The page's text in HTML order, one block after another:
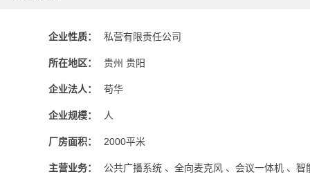
企业性质： 私营有限责任公司
所在地区： 贵州 贵阳
企业法人： 苟华
企业规模： 人
厂房面积： 2000平米
主营业务： 公共广播系统 、全向麦克风 、会议一体机 、